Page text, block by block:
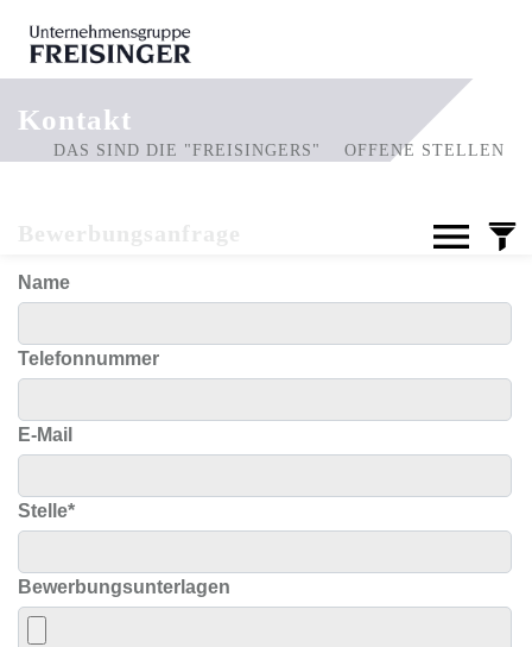
DAS SIND DIE "FREISINGERS" OFFENE STELLEN
Kontakt
Name
Telefonnummer
E-Mail
Stelle*
Bewerbungsunterlagen